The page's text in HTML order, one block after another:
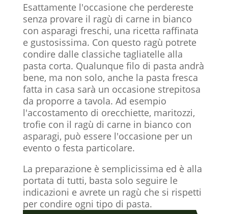
Esattamente l'occasione che perdereste
senza provare il ragù di carne in bianco
con asparagi freschi, una ricetta raffinata
e gustosissima. Con questo ragù potrete
condire dalle classiche tagliatelle alla
pasta corta. Qualunque filo di pasta andrà
bene, ma non solo, anche la pasta fresca
fatta in casa sarà un occasione strepitosa
da proporre a tavola. Ad esempio
l'accostamento di orecchiette, maritozzi,
trofie con il ragù di carne in bianco con
asparagi, può essere l'occasione per un
evento o festa particolare.
La preparazione è semplicissima ed è alla
portata di tutti, basta solo seguire le
indicazioni e avrete un ragù che si rispetti
per condire ogni tipo di pasta.